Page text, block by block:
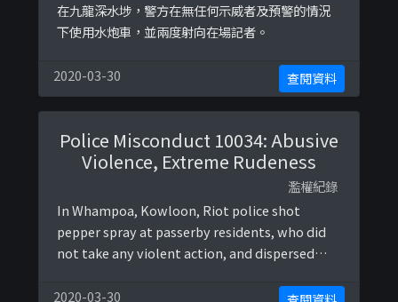
在九龍深水埗，警方在無任何示威者及預警的情況
下使用水炮車，並兩度射向在場記者。
2020-03-30 查閱資料
Police Misconduct 10034: Abusive
Violence, Extreme Rudeness
濫權紀錄
In Whampoa, Kowloon, Riot police shot
pepper spray at passerby residents, who did
not take any violent action, and dispersed
2020-03-30